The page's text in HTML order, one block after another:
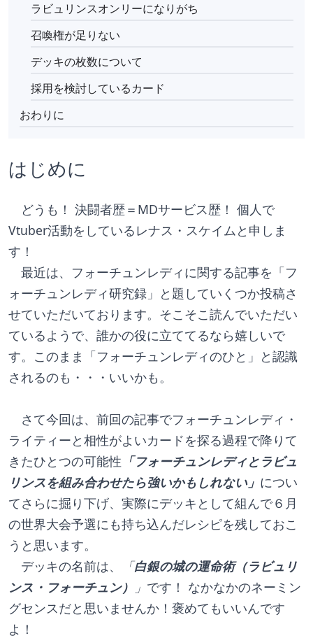
ラビュリンスオンリーになりがち
召喚権が足りない
デッキの枚数について
採用を検討しているカード
おわりに
はじめに
どうも！ 決闘者歴＝MDサービス歴！ 個人で
Vtuber活動をしているレナス・スケイムと申しま
す！
最近は、フォーチュンレディに関する記事を「フ
ォーチュンレディ研究録」と題していくつか投稿さ
せていただいております。そこそこ読んでいただい
ているようで、誰かの役に立ててるなら嬉しいで
す。このまま「フォーチュンレディのひと」と認識
されるのも・・・いいかも。
さて今回は、前回の記事でフォーチュンレディ・
ライティーと相性がよいカードを探る過程で降りて
きたひとつの可能性 「フォーチュンレディとラビュ
リンスを組み合わせたら強いかもしれない」 につい
てさらに掘り下げ、実際にデッキとして組んで６月
の世界大会予選にも持ち込んだレシピを残しておこ
うと思います。
デッキの名前は、
「白銀の城の運命術（ラビュリ
ンス・フォーチュン）
」 です！ なかなかのネーミン
グセンスだと思いませんか！褒めてもいいんです
よ！